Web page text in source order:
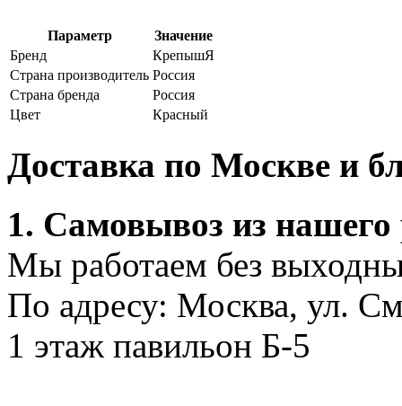
Параметр
Значение
Бренд
КрепышЯ
Страна производитель Россия
Страна бренда
Россия
Цвет
Красный
Доставка по Москве и
1. Самовывоз из нашего
Мы работаем без
По адресу: Москва, ул.
1 этаж павильон Б-5